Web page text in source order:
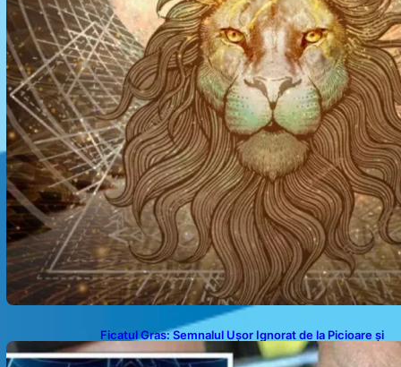
Ficatul Gras: Semnalul Ușor Ignorat de la Picioare și
Importanța Diagnosticării Timpurii